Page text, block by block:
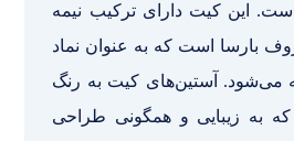
این کیت دارای ترکیب نیمه
بارسا است که به عنوان نماد
می‌شود. آستین‌های کیت به رنگ
که به زیبایی و همگونی طراحی